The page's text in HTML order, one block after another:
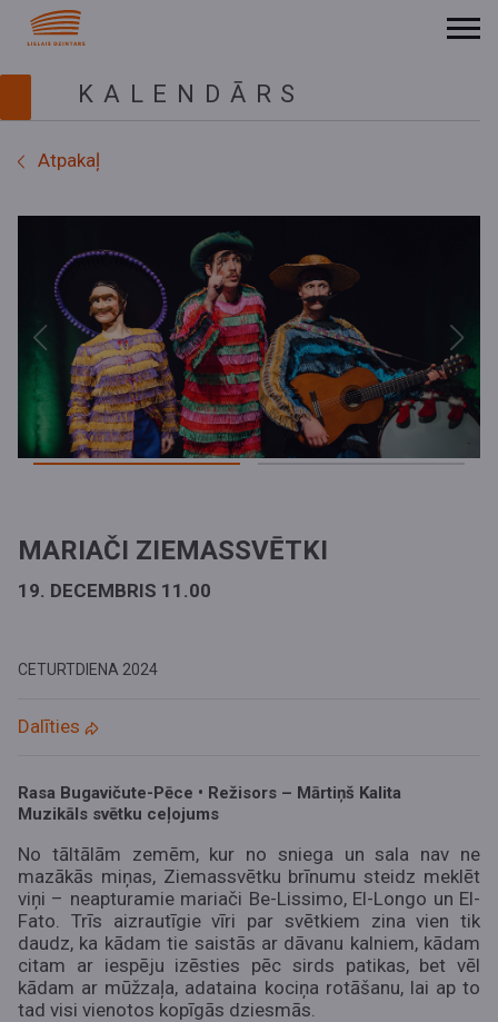
KALENDĀRS
Atpakaļ
Previous Next
MARIAČI ZIEMASSVĒTKI
19. DECEMBRIS 11.00
CETURTDIENA 2024
Dalīties
Rasa Bugavičute-Pēce • Režisors – Mārtiņš Kalita
Muzikāls svētku ceļojums
No tāltālām zemēm, kur no sniega un sala nav ne
mazākās miņas, Ziemassvētku brīnumu steidz meklēt
viņi – neapturamie mariači Be-Lissimo, El-Longo un El-
Fato. Trīs aizrautīgie vīri par svētkiem zina vien tik
daudz, ka kādam tie saistās ar dāvanu kalniem, kādam
citam ar iespēju izēsties pēc sirds patikas, bet vēl
kādam ar mūžzaļa, adataina kociņa rotāšanu, lai ap to
tad visi vienotos kopīgās dziesmās.